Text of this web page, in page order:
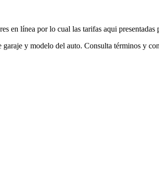
en línea por lo cual las tarifas aqui presentadas
y modelo del auto. Consulta términos y